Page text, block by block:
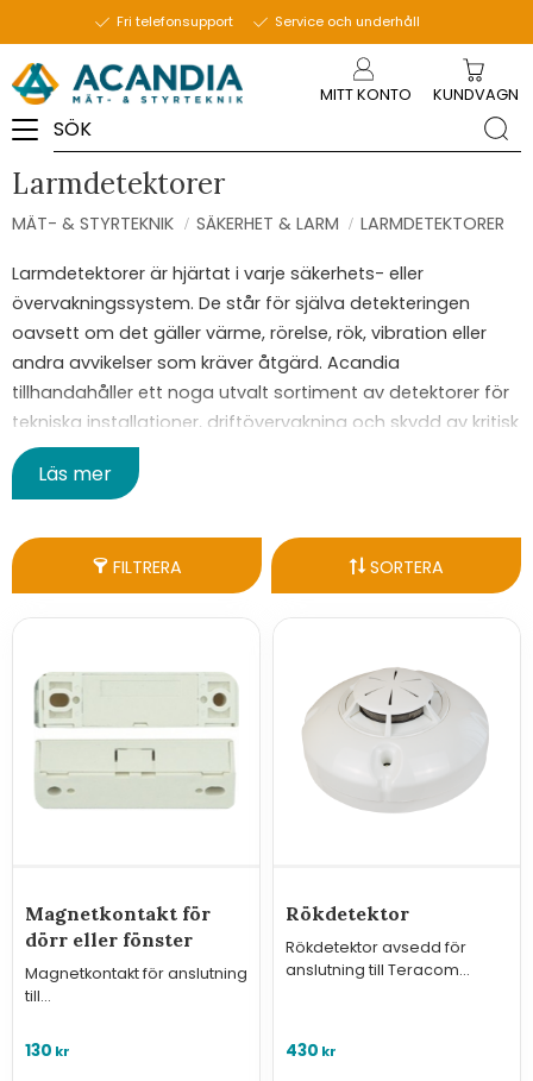
Fri telefonsupport Service och underhåll
MITT KONTO KUNDVAGN
Larmdetektorer
MÄT- & STYRTEKNIK SÄKERHET & LARM LARMDETEKTORER
Larmdetektorer är hjärtat i varje säkerhets- eller
övervakningssystem. De står för själva detekteringen
oavsett om det gäller värme, rörelse, rök, vibration eller
andra avvikelser som kräver åtgärd. Acandia
tillhandahåller ett noga utvalt sortiment av detektorer för
tekniska installationer, driftövervakning och skydd av kritisk
infrastruktur.
Läs mer
FILTRERA SORTERA
Magnetkontakt för
dörr eller fönster
Magnetkontakt för anslutning
till
orer i serien Hxx3x eller GSM-
130 kr
Rökdetektor
Rökdetektor avsedd för
anslutning till Teracom
430 kr